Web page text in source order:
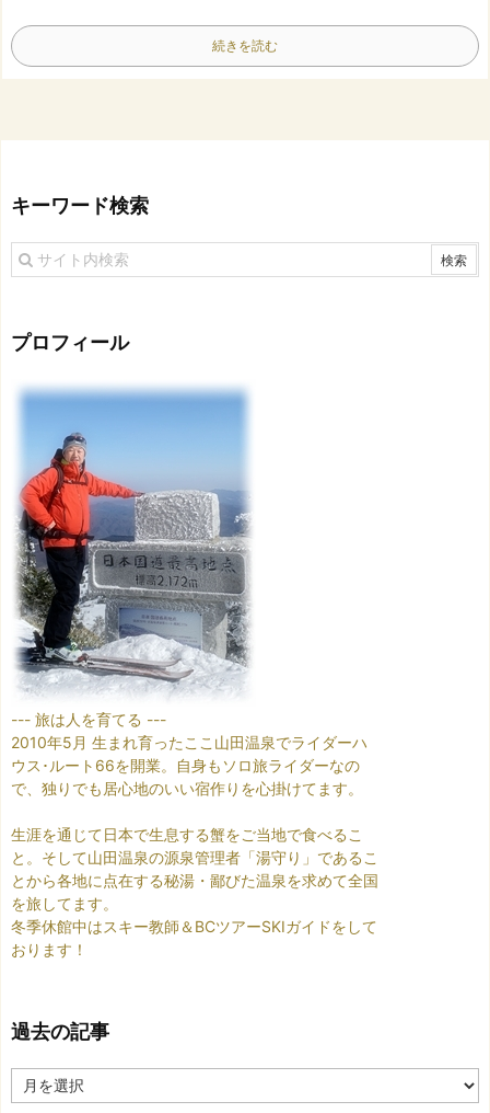
続きを読む
キーワード検索
プロフィール
--- 旅は人を育てる ---
2010年5月 生まれ育ったここ山田温泉でライダーハ
ウス･ルート66を開業。自身もソロ旅ライダーなの
で、独りでも居心地のいい宿作りを心掛けてます。
生涯を通じて日本で生息する蟹をご当地で食べるこ
と。そして山田温泉の源泉管理者「湯守り」であるこ
とから各地に点在する秘湯・鄙びた温泉を求めて全国
を旅してます。
冬季休館中はスキー教師＆BCツアーSKIガイドをして
おります！
過去の記事
去